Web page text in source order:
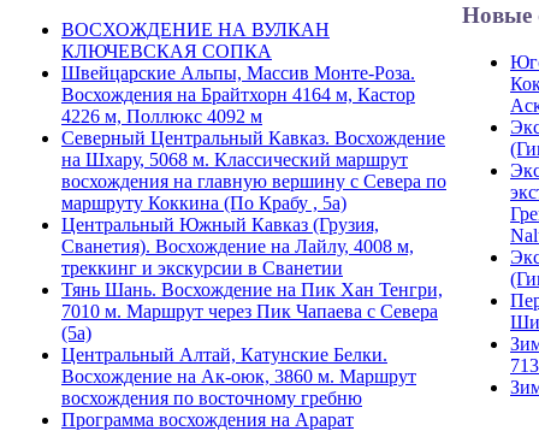
ВОСХОЖДЕНИЕ НА ВУЛКАН
КЛЮЧЕВСКАЯ СОПКА
Швейцарские Альпы, Массив Монте-Роза.
Восхождения на Брайтхорн 4164 м, Кастор
4226 м, Поллюкс 4092 м
Северный Центральный Кавказ. Восхождение
на Шхару, 5068 м. Классический маршрут
восхождения на главную вершину с Севера по
маршруту Коккина (По Крабу , 5а)
Центральный Южный Кавказ (Грузия,
Сванетия). Восхождение на Лайлу, 4008 м,
треккинг и экскурсии в Сванетии
Тянь Шань. Восхождение на Пик Хан Тенгри,
7010 м. Маршрут через Пик Чапаева с Севера
(5а)
Центральный Алтай, Катунские Белки.
Восхождение на Ак-оюк, 3860 м. Маршрут
восхождения по восточному гребню
Программа восхождения на Арарат
Новые